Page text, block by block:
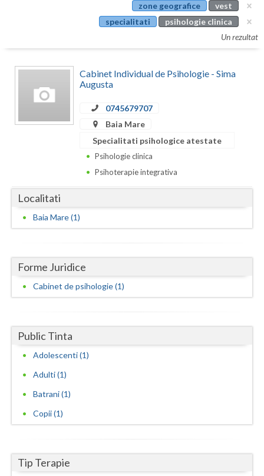
Caras-Severin
Dambovita
Giurgiu
Hunedoara
Ilfov
Mehedinti
zone geografice
vest
specialitati
psihologie clinica
Un rezultat
Cabinet Individual de Psihologie - Sima
Augusta
0745679707
Baia Mare
Specialitati psihologice atestate
Psihologie clinica
Psihoterapie integrativa
Localitati
Baia Mare (1)
Forme Juridice
Cabinet de psihologie (1)
Public Tinta
Adolescenti (1)
Adulti (1)
Batrani (1)
Copii (1)
Tip Terapie